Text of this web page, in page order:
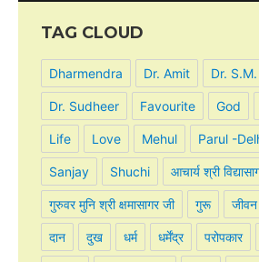
TAG CLOUD
Dharmendra Dr. Amit Dr.
Dr. Sudheer Favourite God
Life Love Mehul Parul -
Sanjay Shuchi आचार्य श्री
गुरुवर मुनि श्री क्षमासागर जी गुरू जीवन
दान दुख धर्म धर्मेंद्र परोपकार